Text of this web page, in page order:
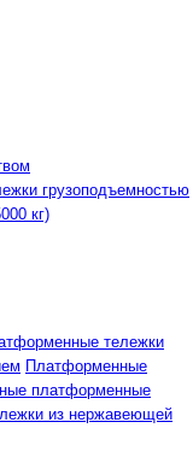
грузоподъемностью
кг)
тележки
Платформенные
платформенные
из нержавеющей